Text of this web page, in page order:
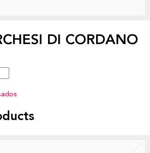
DI CORDANO